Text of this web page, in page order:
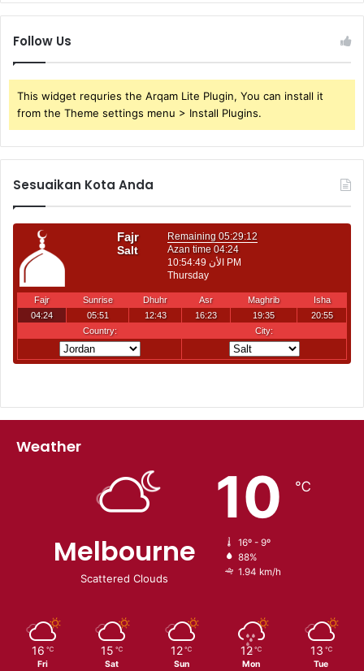
Follow Us
This widget requries the Arqam Lite Plugin, You can install it
from the Theme settings menu > Install Plugins.
Sesuaikan Kota Anda
Weather
Melbourne
Scattered Clouds
10 ℃
16º - 9º
88%
1.94 km/h
16 ℃
Fri
15 ℃
Sat
12 ℃
Sun
12 ℃
Mon
13 ℃
Tue